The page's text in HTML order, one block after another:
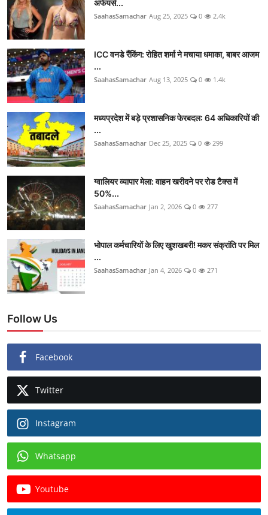
अफेयर्स...
SaahasSamachar Aug 25, 2025 0 2.4k
ICC वनडे रैंकिंग: रोहित शर्मा ने मचाया धमाका, बाबर आजम
...
SaahasSamachar Aug 13, 2025 0 1.4k
मध्यप्रदेश में बड़े प्रशासनिक फेरबदल: 64 अधिकारियों की
...
SaahasSamachar Dec 25, 2025 0 299
ग्वालियर व्यापार मेला: वाहन खरीदने पर रोड टैक्स में
50%...
SaahasSamachar Jan 2, 2026 0 277
भोपाल कर्मचारियों के लिए खुशखबरी! मकर संक्रांति पर मिल
...
SaahasSamachar Jan 4, 2026 0 271
Follow Us
Facebook
Twitter
Instagram
Whatsapp
Youtube